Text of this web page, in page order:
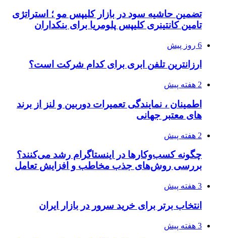
تضمین حاشیه سود در بازار کلیپس مو ؛ استراتژی
تامین کانتینری کلیپس پلومریا برای بنکداران
6 روز پیش
ارزانترین تلفن ابری برای کدام شرکت است؟
2 هفته پیش
اطمینان ، نمایندگی تعمیرات دوربین و لنز از برند
های معتبر جهانی
2 هفته پیش
چگونه کسب‌وکارها در اینستاگرام رشد می‌کنند؟
بررسی روش‌های جذب مخاطب و افزایش تعامل
3 هفته پیش
انتخاب برتر برای خرید سرور در بازار ایران
3 هفته پیش